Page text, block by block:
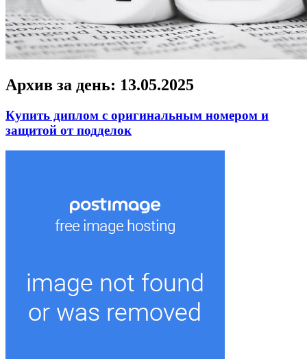
Архив за день: 13.05.2025
Купить диплом с оригинальным номером и
защитой от подделок